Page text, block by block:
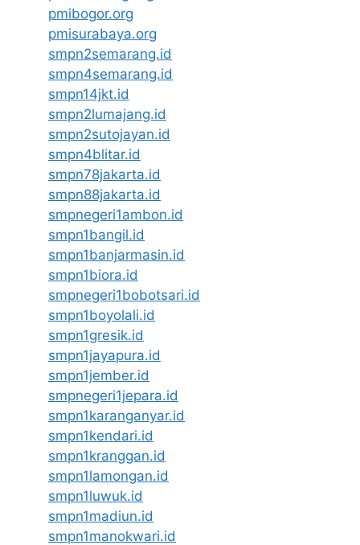
pmibogor.org
pmisurabaya.org
smpn2semarang.id
smpn4semarang.id
smpn14jkt.id
smpn2lumajang.id
smpn2sutojayan.id
smpn4blitar.id
smpn78jakarta.id
smpn88jakarta.id
smpnegeri1ambon.id
smpn1bangil.id
smpn1banjarmasin.id
smpn1biora.id
smpnegeri1bobotsari.id
smpn1boyolali.id
smpn1gresik.id
smpn1jayapura.id
smpn1jember.id
smpnegeri1jepara.id
smpn1karanganyar.id
smpn1kendari.id
smpn1kranggan.id
smpn1lamongan.id
smpn1luwuk.id
smpn1madiun.id
smpn1manokwari.id